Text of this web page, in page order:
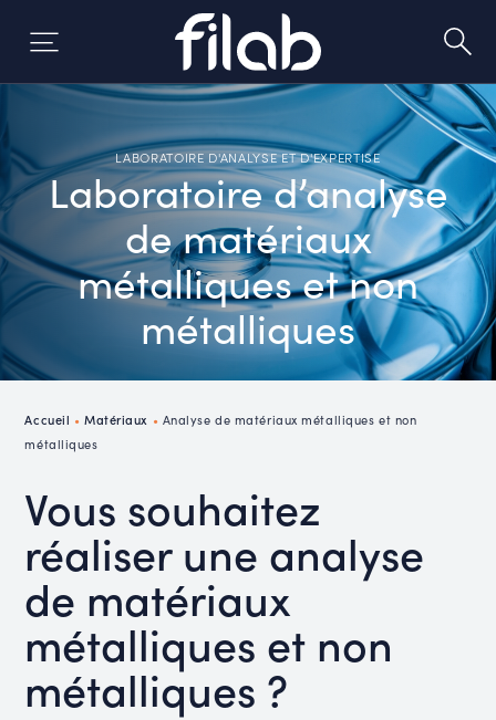
LABORATOIRE D'ANALYSE ET D'EXPERTISE
Laboratoire d’analyse
de matériaux
métalliques et non
métalliques
Accueil • Matériaux • Analyse de matériaux métalliques et non
métalliques
Vous souhaitez
réaliser une analyse
de matériaux
métalliques et non
métalliques ?